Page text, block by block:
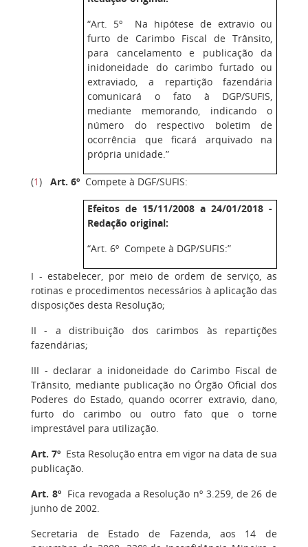
“Art. 5º Na hipótese de extravio ou
furto de Carimbo Fiscal de Trânsito,
para cancelamento e publicação da
inidoneidade do carimbo furtado ou
extraviado, a repartição fazendária
comunicará o fato à DGP/SUFIS,
mediante memorando, indicando o
número do respectivo boletim de
ocorrência que ficará arquivado na
própria unidade.”
(1) Art. 6º Compete à DGF/SUFIS:
Efeitos de 15/11/2008 a 24/01/2018 -
Redação original:
“Art. 6º Compete à DGP/SUFIS:”
I - estabelecer, por meio de ordem de serviço, as
rotinas e procedimentos necessários à aplicação das
disposições desta Resolução;
II - a distribuição dos carimbos às repartições
fazendárias;
III - declarar a inidoneidade do Carimbo Fiscal de
Trânsito, mediante publicação no Órgão Oficial dos
Poderes do Estado, quando ocorrer extravio, dano,
furto do carimbo ou outro fato que o torne
imprestável para utilização.
Art. 7º Esta Resolução entra em vigor na data de sua
publicação.
Art. 8ºFica revogada a Resolução nº 3.259, de 26 de
junho de 2002.
Secretaria de Estado de Fazenda, aos 14 de